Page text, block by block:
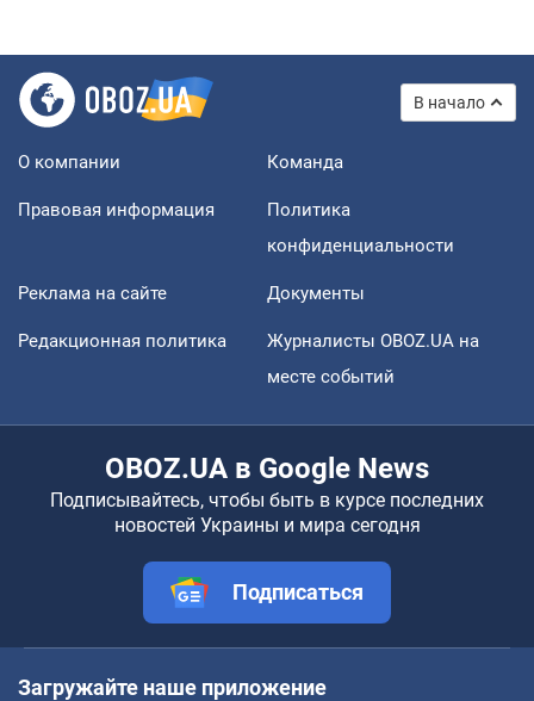
В начало
О компании Команда
Правовая информация
Политика
конфиденциальности
Реклама на сайте Документы
Редакционная политика
Журналисты OBOZ.UA на
месте событий
OBOZ.UA в Google News
Подписывайтесь, чтобы быть в курсе последних
новостей Украины и мира сегодня
Подписаться
Загружайте наше приложение